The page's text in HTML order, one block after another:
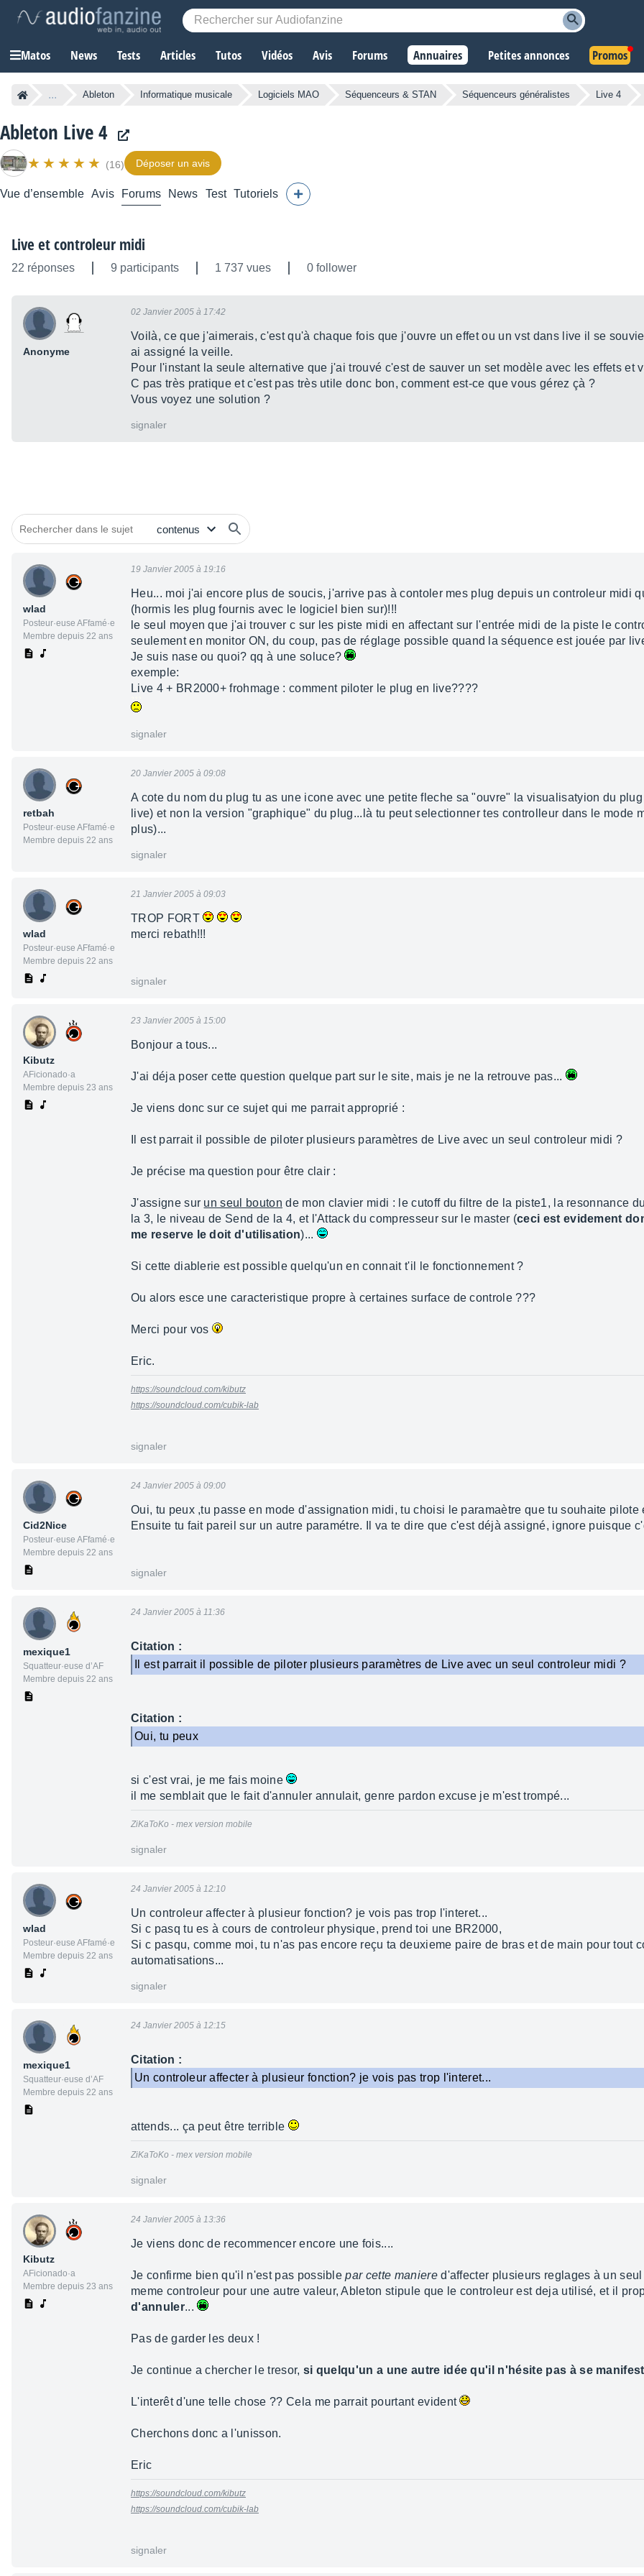
Matos News Tests Articles Tutos Vidéos Avis Forums Annuaires Petites annonces Promos
... Ableton Informatique musicale Logiciels MAO Séquenceurs & STAN Séquenceurs généralistes Live 4
Ableton Live 4
(16) Déposer un avis
Vue d’ensemble Avis Forums News Test Tutoriels
Live et controleur midi
22 réponses 9 participants 1 737 vues 0 follower
Anonyme
02 Janvier 2005 à 17:42
Voilà, ce que j'aimerais, c'est qu'à chaque fois que j'ouvre un effet ou un vst dans live il se
ai assigné la veille.
Pour l'instant la seule alternative que j'ai trouvé c'est de sauver un set modèle avec les effets et
C pas très pratique et c'est pas très utile donc bon, comment est-ce que vous gérez çà ?
Vous voyez une solution ?
signaler
wlad
Posteur·euse AFfamé·e
Membre depuis 22 ans
19 Janvier 2005 à 19:16
Heu... moi j'ai encore plus de soucis, j'arrive pas à contoler mes plug depuis un controleur midi
(hormis les plug fournis avec le logiciel bien sur)!!!
le seul moyen que j'ai trouver c sur les piste midi en affectant sur l'entrée midi de la piste le
seulement en monitor ON, du coup, pas de réglage possible quand la séquence est jouée par
Je suis nase ou quoi? qq à une soluce?
exemple:
Live 4 + BR2000+ frohmage : comment piloter le plug en live????
signaler
retbah
Posteur·euse AFfamé·e
Membre depuis 22 ans
20 Janvier 2005 à 09:08
A cote du nom du plug tu as une icone avec une petite fleche sa "ouvre" la visualisatyion du
live) et non la version "graphique" du plug...là tu peut selectionner tes controlleur dans le mode
plus)...
signaler
wlad
Posteur·euse AFfamé·e
Membre depuis 22 ans
21 Janvier 2005 à 09:03
TROP FORT
merci rebath!!!
signaler
Kibutz
AFicionado·a
Membre depuis 23 ans
23 Janvier 2005 à 15:00
Bonjour a tous...
J'ai déja poser cette question quelque part sur le site, mais je ne la retrouve pas...
Je viens donc sur ce sujet qui me parrait approprié :
Il est parrait il possible de piloter plusieurs paramètres de Live avec un seul controleur midi ?
Je précise ma question pour être clair :
J'assigne sur un seul bouton de mon clavier midi : le cutoff du filtre de la piste1, la resonnance
la 3, le niveau de Send de la 4, et l'Attack du compresseur sur le master (ceci est evidement
me reserve le doit d'utilisation)...
Si cette diablerie est possible quelqu'un en connait t'il le fonctionnement ?
Ou alors esce une caracteristique propre à certaines surface de controle ???
Merci pour vos
Eric.
https://soundcloud.com/kibutz
https://soundcloud.com/cubik-lab
signaler
Cid2Nice
Posteur·euse AFfamé·e
Membre depuis 22 ans
24 Janvier 2005 à 09:00
Oui, tu peux ,tu passe en mode d'assignation midi, tu choisi le paramaètre que tu souhaite pilote
Ensuite tu fait pareil sur un autre paramétre. Il va te dire que c'est déjà assigné, ignore puisque
signaler
mexique1
Squatteur·euse d’AF
Membre depuis 22 ans
24 Janvier 2005 à 11:36
Citation :
Il est parrait il possible de piloter plusieurs paramètres de Live avec un seul controleur midi ?
Citation :
Oui, tu peux
si c'est vrai, je me fais moine
il me semblait que le fait d'annuler annulait, genre pardon excuse je m'est trompé...
ZiKaToKo - mex version mobile
signaler
wlad
Posteur·euse AFfamé·e
Membre depuis 22 ans
24 Janvier 2005 à 12:10
Un controleur affecter à plusieur fonction? je vois pas trop l'interet...
Si c pasq tu es à cours de controleur physique, prend toi une BR2000,
Si c pasqu, comme moi, tu n'as pas encore reçu ta deuxieme paire de bras et de main pour tout
automatisations...
signaler
mexique1
Squatteur·euse d’AF
Membre depuis 22 ans
24 Janvier 2005 à 12:15
Citation :
Un controleur affecter à plusieur fonction? je vois pas trop l'interet...
attends... ça peut être terrible
ZiKaToKo - mex version mobile
signaler
Kibutz
AFicionado·a
Membre depuis 23 ans
24 Janvier 2005 à 13:36
Je viens donc de recommencer encore une fois....
Je confirme bien qu'il n'est pas possiblepar cette maniered'affecter plusieurs reglages à un
meme controleur pour une autre valeur, Ableton stipule que le controleur est deja utilisé, et il
d'annuler...
Pas de garder les deux !
Je continue a chercher le tresor, si quelqu'un a une autre idée qu'il n'hésite pas à se
L'interêt d'une telle chose ?? Cela me parrait pourtant evident
Cherchons donc a l'unisson.
Eric
https://soundcloud.com/kibutz
https://soundcloud.com/cubik-lab
signaler